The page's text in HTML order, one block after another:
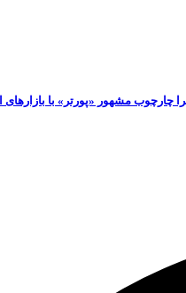
چارچوب مشهور «پورتر» با